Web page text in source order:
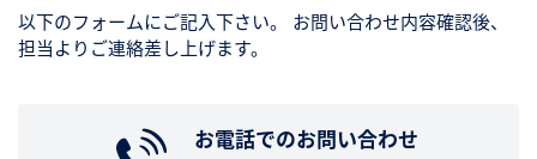
以下のフォームにご記入下さい。
お問い合わせ内容確認後、
担当よりご連絡差し上げます。
お電話でのお問い合わせ